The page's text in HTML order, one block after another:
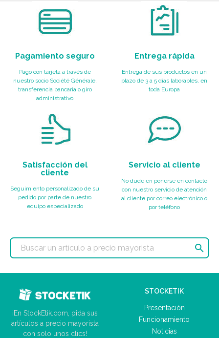
Pagamiento seguro
Pago con tarjeta a través de
nuestro socio Société Générale,
transferencia bancaria o giro
administrativo
Entrega rápida
Entrega de sus productos en un
plazo de 3 a 5 días laborables, en
toda Europa
Satisfacción del
cliente
Seguimiento personalizado de su
pedido por parte de nuestro
equipo especializado
Servicio al cliente
No dude en ponerse en contacto
con nuestro servicio de atención
al cliente por correo electrónico o
por teléfono

¡En StockEtik.com, pida sus
artículos a precio mayorista
con solo unos clics!
STOCKETIK
Presentación
Funcionamiento
Noticias